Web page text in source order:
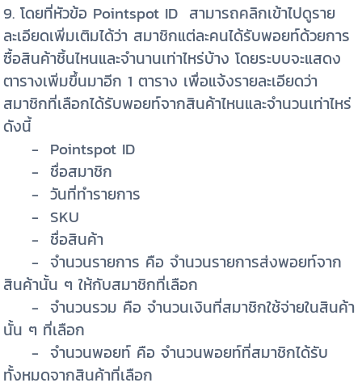
9. โดยที่หัวข้อ Pointspot ID สามารถคลิกเข้าไปดูราย
ละเอียดเพิ่มเติมได้ว่า สมาชิกแต่ละคนได้รับพอยท์ด้วยการ
ซื้อสินค้าชิ้นไหนและจำนานเท่าไหร่บ้าง โดยระบบจะแสดง
ตารางเพิ่มขึ้นมาอีก 1 ตาราง เพื่อแจ้งรายละเอียดว่า
สมาชิกที่เลือกได้รับพอยท์จากสินค้าไหนและจำนวนเท่าไหร่
ดังนี้
- Pointspot ID
- ชื่อสมาชิก
- วันที่ทำรายการ
- SKU
- ชื่อสินค้า
- จำนวนรายการ คือ จำนวนรายการส่งพอยท์จาก
สินค้านั้น ๆ ให้กับสมาชิกที่เลือก
- จำนวนรวม คือ จำนวนเงินที่สมาชิกใช้จ่ายในสินค้า
นั้น ๆ ที่เลือก
- จำนวนพอยท์ คือ จำนวนพอยท์ที่สมาชิกได้รับ
ทั้งหมดจากสินค้าที่เลือก